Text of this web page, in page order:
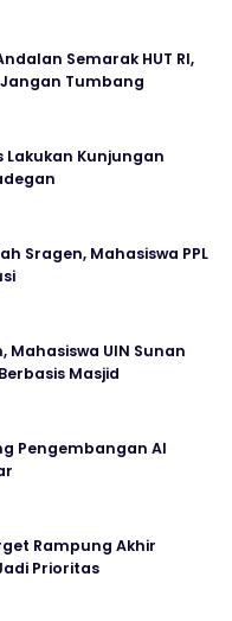
Semarak HUT RI,
Tumbang
Lakukan Kunjungan
Sragen, Mahasiswa PPL
Mahasiswa UIN Sunan
Masjid
Pengembangan Al
Rampung Akhir
Prioritas